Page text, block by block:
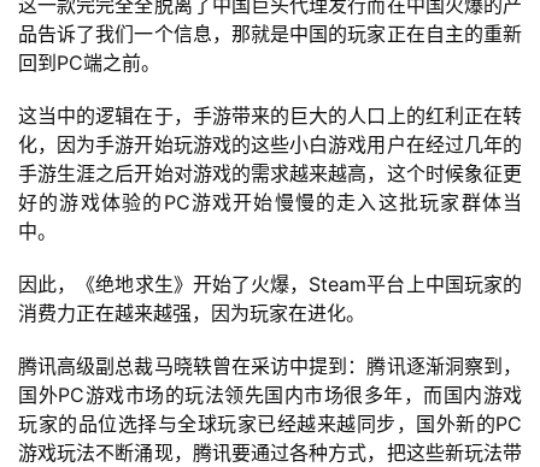
这一款完完全全脱离了中国巨头代理发行而在中国火爆的产
品告诉了我们一个信息，那就是中国的玩家正在自主的重新
回到PC端之前。
这当中的逻辑在于，手游带来的巨大的人口上的红利正在转
化，因为手游开始玩游戏的这些小白游戏用户在经过几年的
手游生涯之后开始对游戏的需求越来越高，这个时候象征更
好的游戏体验的PC游戏开始慢慢的走入这批玩家群体当
中。
因此，《绝地求生》开始了火爆，Steam平台上中国玩家的
消费力正在越来越强，因为玩家在进化。
腾讯高级副总裁马晓轶曾在采访中提到：腾讯逐渐洞察到，
国外PC游戏市场的玩法领先国内市场很多年，而国内游戏
玩家的品位选择与全球玩家已经越来越同步，国外新的PC
游戏玩法不断涌现，腾讯要通过各种方式，把这些新玩法带